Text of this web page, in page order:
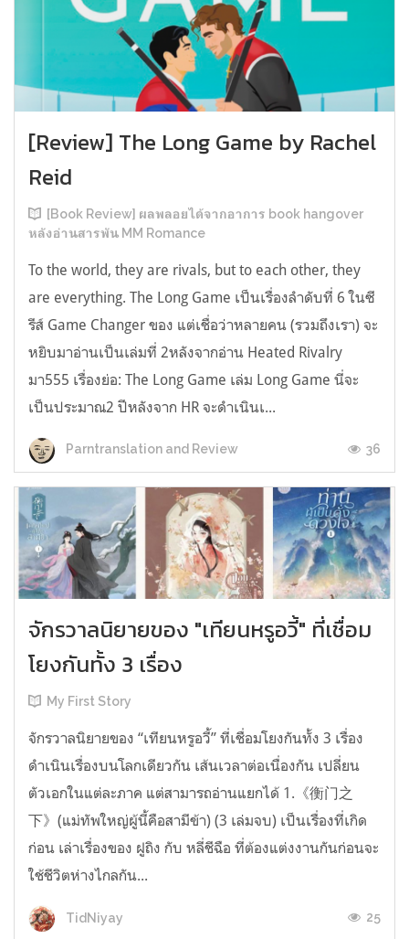
[Review] The Long Game by Rachel
Reid
[Book Review] ผลพลอยได้จากอาการ book hangover
หลังอ่านสารพัน MM Romance
To the world, they are rivals, but to each other, they
are everything. The Long Game เป็นเรื่องลำดับที่ 6 ในซี
รีส์ Game Changer ของ แต่เชื่อว่าหลายคน (รวมถึงเรา) จะ
หยิบมาอ่านเป็นเล่มที่ 2หลังจากอ่าน Heated Rivalry
มา555 เรื่องย่อ: The Long Game เล่ม Long Game นี่จะ
เป็นประมาณ2 ปีหลังจาก HR จะดำเนินเ...
Parntranslation and Review 36
จักรวาลนิยายของ "เทียนหรูอวี้" ที่เชื่อม
โยงกันทั้ง 3 เรื่อง
My First Story
จักรวาลนิยายของ “เทียนหรูอวี้” ที่เชื่อมโยงกันทั้ง 3 เรื่อง
ดำเนินเรื่องบนโลกเดียวกัน เส้นเวลาต่อเนื่องกัน เปลี่ยน
ตัวเอกในแต่ละภาค แต่สามารถอ่านแยกได้ 1.《衡门之
下》(แม่ทัพใหญ่ผู้นี้คือสามีข้า) (3 เล่มจบ) เป็นเรื่องที่เกิด
ก่อน เล่าเรื่องของ ฝูถิง กับ หลี่ชีฉือ ที่ต้องแต่งงานกันก่อนจะ
ใช้ชีวิตห่างไกลกัน...
TidNiyay 25